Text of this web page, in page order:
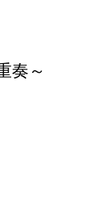
奏～